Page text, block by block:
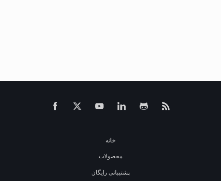
خانه
محصولات
پشتیبانی رایگان